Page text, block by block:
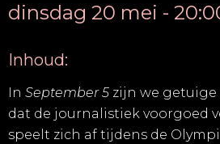
dinsdag 20 mei -
Inhoud:
In September 5 zijn we
dat de journalistiek voorgoed
speelt zich af tijdens de